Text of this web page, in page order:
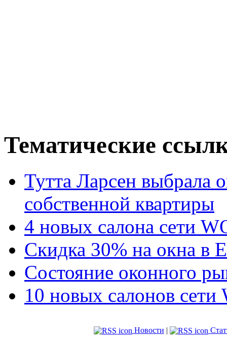
Тематические
Тутта Ларсен выбрала
собственной квартиры
4 новых салона сети
Скидка 30% на окна в
Состояние оконного
10 новых салонов
Новости |